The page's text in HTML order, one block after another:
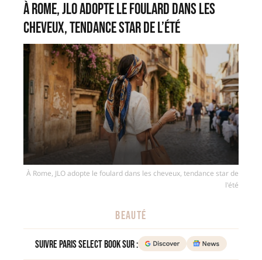
À Rome, JLO adopte le foulard dans les
cheveux, tendance star de l’été
À Rome, JLO adopte le foulard dans les cheveux, tendance star de
l'été
BEAUTÉ
Suivre Paris Select Book sur :